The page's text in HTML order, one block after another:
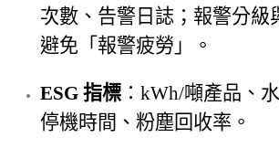
次數、告警日誌；報警分級
避免「報警疲勞」。
ESG 指標 ：kWh/噸產品、
停機時間、粉塵回收率。